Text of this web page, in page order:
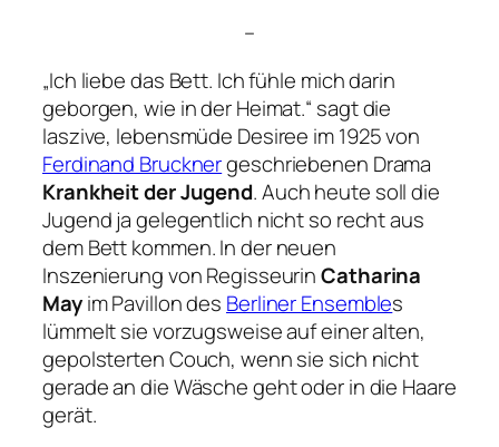
–
„Ich liebe das Bett. Ich fühle mich darin
geborgen, wie in der Heimat.“ sagt die
laszive, lebensmüde Desiree im 1925 von
Ferdinand Brucknergeschriebenen Drama
Krankheit der Jugend. Auch heute soll die
Jugend ja gelegentlich nicht so recht aus
dem Bett kommen. In der neuen
Inszenierung von RegisseurinCatharina
Mayim Pavillon des Berliner Ensembles
lümmelt sie vorzugsweise auf einer alten,
gepolsterten Couch, wenn sie sich nicht
gerade an die Wäsche geht oder in die Haare
gerät.